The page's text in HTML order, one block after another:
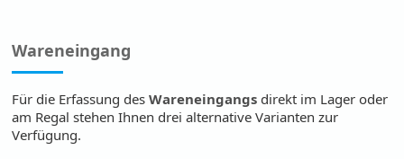
Wareneingang
Für die Erfassung desWareneingangs direkt im Lager oder
am Regal stehen Ihnen drei alternative Varianten zur
Verfügung.